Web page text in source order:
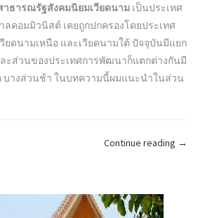
าธารณรัฐสังคมนิยมเวียดนาม เป็นประเทศ
คอมมิวนิสต์ เคยถูกปกครองโดยประเทศ
วียดนามเหนือ และเวียดนามใต้ ปัจจุบันมีแยก
ะส่วนของประเทศการพัฒนาก็แตกต่างกันมี
บางส่วนช้า ในบทความนี้ผมแนะนำในส่วน
Continue reading “เวี
→